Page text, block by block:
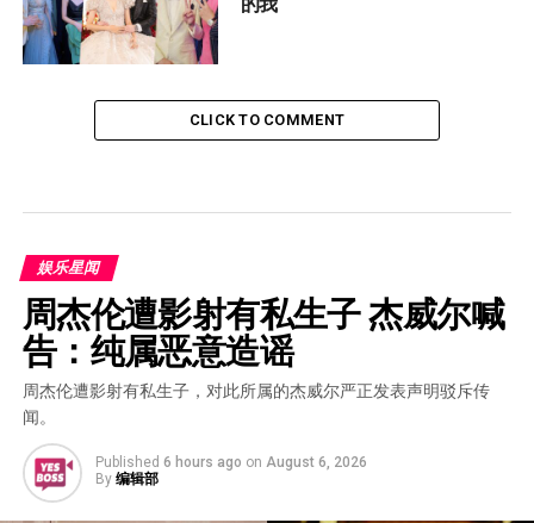
CLICK TO COMMENT
娱乐星闻
周杰伦遭影射有私生子 杰威尔喊
告：纯属恶意造谣
周杰伦遭影射有私生子，对此所属的杰威尔严正发表声明驳斥传
闻。
Published 6 hours ago on August 6, 2026
By 编辑部